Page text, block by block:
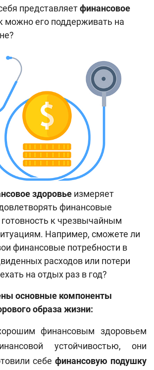
представляетфинансовое
можно его поддерживать на
здоровье измеряет
финансовые
готовность к чрезвычайным
Например, сможете ли
финансовые потребности в
расходов или потери
на отдых раз в год?
основные компоненты
образа жизни:
финансовым здоровьем
устойчивостью, они
себе финансовую подушку